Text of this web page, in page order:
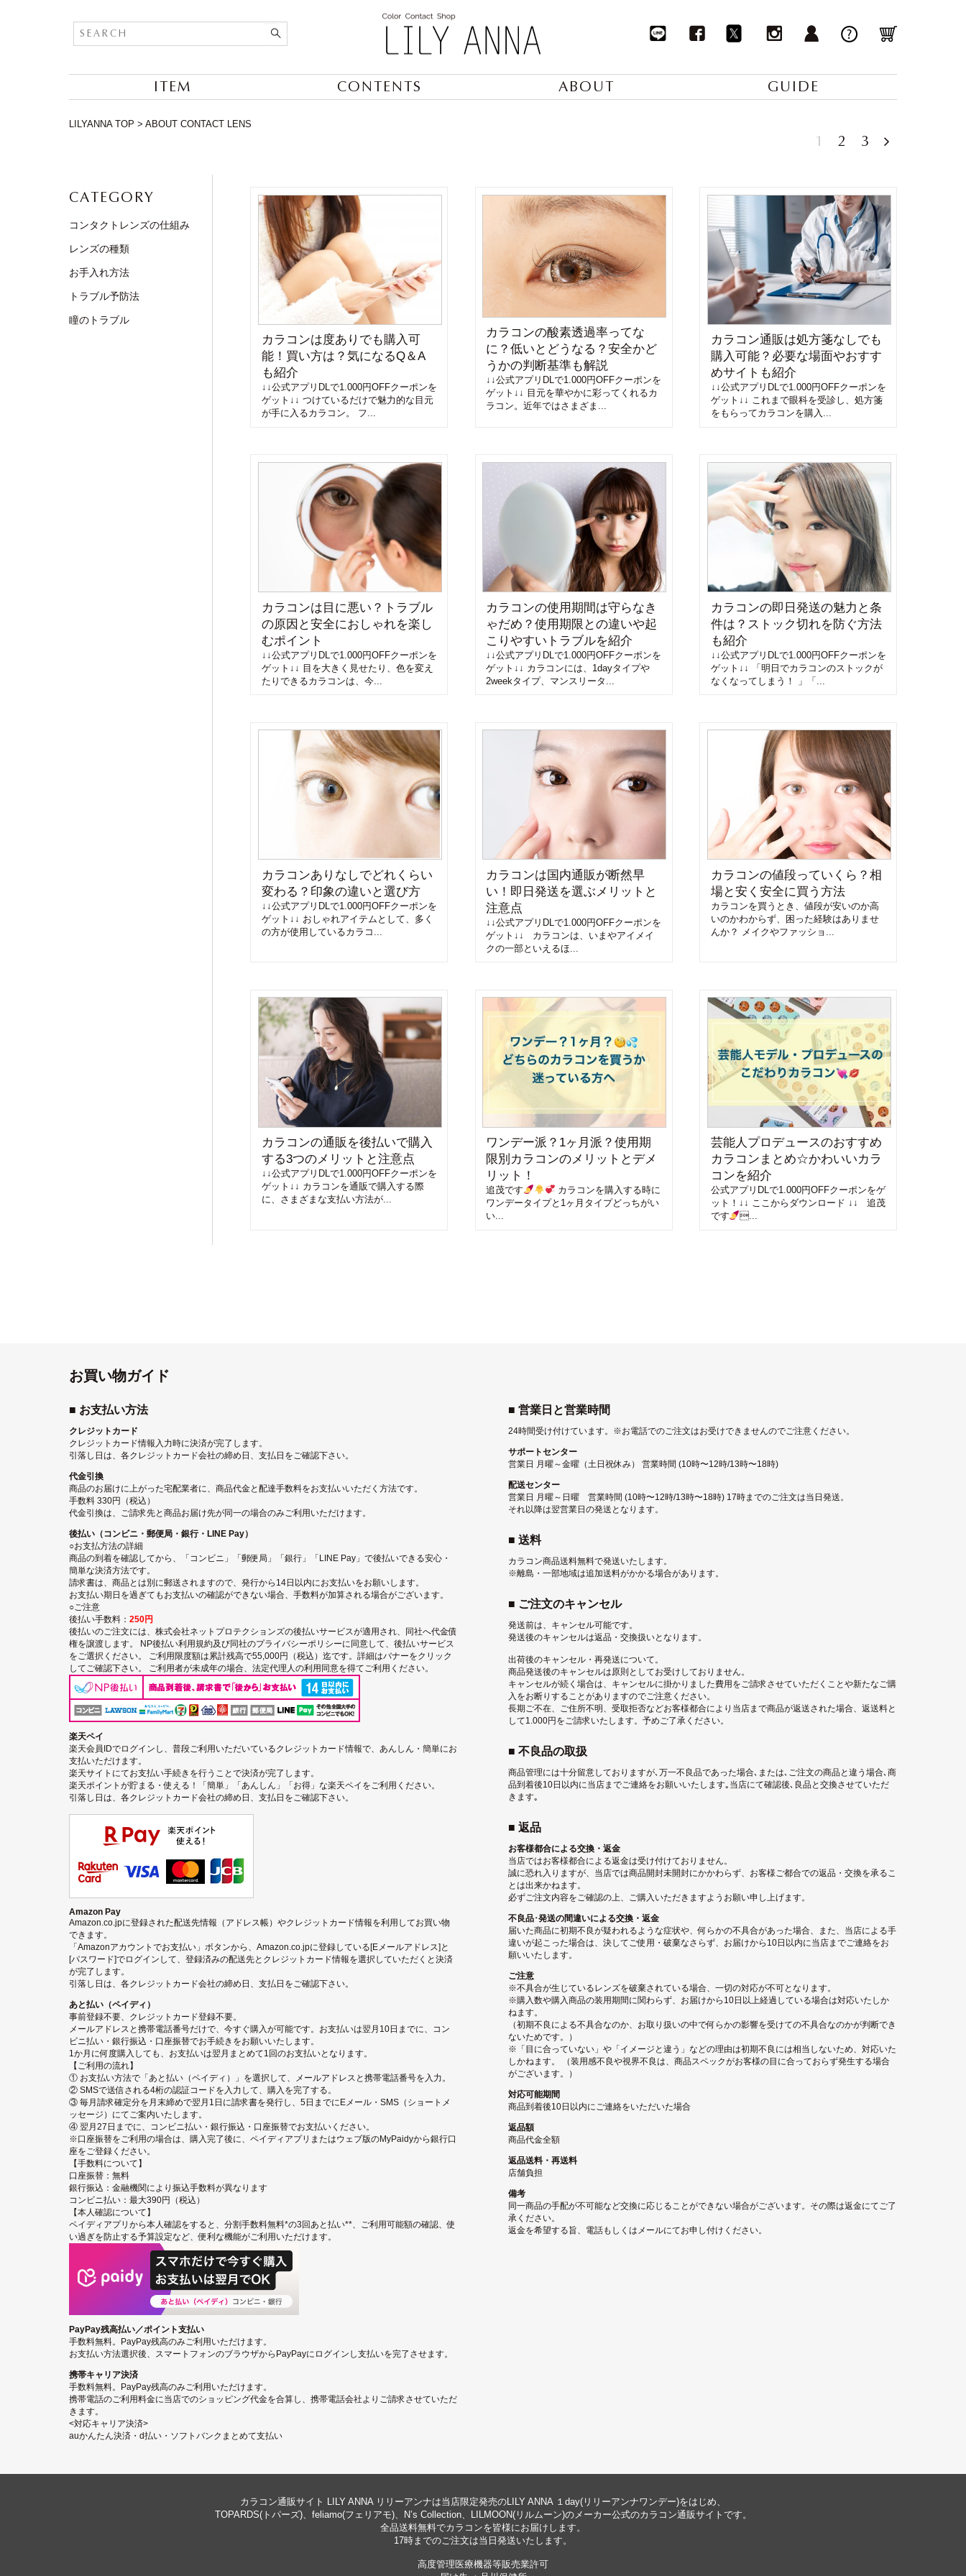
ITEM CONTENTS ABOUT GUIDE
LILYANNA TOP > ABOUT CONTACT LENS
1 2 3 
カラコンは度ありでも購入可
能！買い方は？気になるQ＆A
も紹介
↓↓公式アプリDLで1.000円OFFクーポンを
ゲット↓↓ つけているだけで魅力的な目元
が手に入るカラコン。 フ...
カラコンの酸素透過率ってな
に？低いとどうなる？安全かど
うかの判断基準も解説
↓↓公式アプリDLで1.000円OFFクーポンを
ゲット↓↓ 目元を華やかに彩ってくれるカ
ラコン。近年ではさまざま...
カラコン通販は処方箋なしでも
購入可能？必要な場面やおすす
めサイトも紹介
↓↓公式アプリDLで1.000円OFFクーポンを
ゲット↓↓ これまで眼科を受診し、処方箋
をもらってカラコンを購入...
カラコンは目に悪い？トラブル
の原因と安全におしゃれを楽し
むポイント
↓↓公式アプリDLで1.000円OFFクーポンを
ゲット↓↓ 目を大きく見せたり、色を変え
たりできるカラコンは、今...
カラコンの使用期間は守らなき
ゃだめ？使用期限との違いや起
こりやすいトラブルを紹介
↓↓公式アプリDLで1.000円OFFクーポンを
ゲット↓↓ カラコンには、1dayタイプや
2weekタイプ、マンスリータ...
カラコンの即日発送の魅力と条
件は？ストック切れを防ぐ方法
も紹介
↓↓公式アプリDLで1.000円OFFクーポンを
ゲット↓↓ 「明日でカラコンのストックが
なくなってしまう！ 」「...
カラコンありなしでどれくらい
変わる？印象の違いと選び方
↓↓公式アプリDLで1.000円OFFクーポンを
ゲット↓↓ おしゃれアイテムとして、多く
の方が使用しているカラコ...
カラコンは国内通販が断然早
い！即日発送を選ぶメリットと
注意点
↓↓公式アプリDLで1.000円OFFクーポンを
ゲット↓↓ カラコンは、いまやアイメイ
クの一部といえるほ...
カラコンの値段っていくら？相
場と安く安全に買う方法
カラコンを買うとき、値段が安いのか高
いのかわからず、困った経験はありませ
んか？ メイクやファッショ...
カラコンの通販を後払いで購入
する3つのメリットと注意点
↓↓公式アプリDLで1.000円OFFクーポンを
ゲット↓↓ カラコンを通販で購入する際
に、さまざまな支払い方法が...
ワンデー派？1ヶ月派？使用期
限別カラコンのメリットとデメ
リット！
追茂です
カラコンを購入する時に
ワンデータイプと1ヶ月タイプどっちがい
い...
芸能人プロデュースのおすすめ
カラコンまとめ☆かわいいカラ
コンを紹介
公式アプリDLで1.000円OFFクーポンをゲ
ット！↓↓ ここからダウンロード ↓↓ 追茂
です
...
CATEGORY
コンタクトレンズの仕組み
レンズの種類
お手入れ方法
トラブル予防法
瞳のトラブル
お買い物ガイド
■ お支払い方法
クレジットカード
クレジットカード情報入力時に決済が完了します。
引落し日は、各クレジットカード会社の締め日、支払日をご確認下さい。
代金引換
商品のお届けに上がった宅配業者に、商品代金と配達手数料をお支払いいただく方法です。
手数料 330円（税込）
代金引換は、ご請求先と商品お届け先が同一の場合のみご利用いただけます。
後払い（コンビニ・郵便局・銀行・LINE Pay）
○お支払方法の詳細
商品の到着を確認してから、「コンビニ」「郵便局」「銀行」「LINE Pay」で後払いできる安心・
簡単な決済方法です。
請求書は、商品とは別に郵送されますので、発行から14日以内にお支払いをお願いします。
お支払い期日を過ぎてもお支払いの確認ができない場合、手数料が加算される場合がございます。
○ご注意
後払い手数料： 250円
後払いのご注文には、 株式会社ネットプロテクションズの後払いサービスが適用され、同社へ代金債
権を譲渡します。
NP後払い利用規約及び同社のプライバシーポリシーに同意して、後払いサービス
をご選択ください。 ご利用限度額は累計残高で55,000円（税込）迄です。詳細はバナーをクリック
してご確認下さい。 ご利用者が未成年の場合、法定代理人の利用同意を得てご利用ください。
楽天ペイ
楽天会員IDでログインし、普段ご利用いただいているクレジットカード情報で、あんしん・簡単にお
支払いただけます。
楽天サイトにてお支払い手続きを行うことで決済が完了します。
楽天ポイントが貯まる・使える！「簡単」「あんしん」「お得」な楽天ペイをご利用ください。
引落し日は、各クレジットカード会社の締め日、支払日をご確認下さい。
Amazon Pay
Amazon.co.jpに登録された配送先情報（アドレス帳）やクレジットカード情報を利用してお買い物
できます。
「Amazonアカウントでお支払い」ボタンから、Amazon.co.jpに登録している[Eメールアドレス]と
[パスワード]でログインして、登録済みの配送先とクレジットカード情報を選択していただくと決済
が完了します。
引落し日は、各クレジットカード会社の締め日、支払日をご確認下さい。
あと払い（ペイディ）
事前登録不要、クレジットカード登録不要。
メールアドレスと携帯電話番号だけで、今すぐ購入が可能です。お支払いは翌月10日までに、コン
ビニ払い・銀行振込・口座振替でお手続きをお願いいたします。
1か月に何度購入しても、お支払いは翌月まとめて1回のお支払いとなります。
【ご利用の流れ】
① お支払い方法で「あと払い（ペイディ）」を選択して、メールアドレスと携帯電話番号を入力。
② SMSで送信される4桁の認証コードを入力して、購入を完了する。
③ 毎月請求確定分を月末締めで翌月1日に請求書を発行し、5日までにEメール・SMS（ショートメ
ッセージ）にてご案内いたします。
④ 翌月27日までに、コンビニ払い・銀行振込・口座振替でお支払いください。
※口座振替をご利用の場合は、購入完了後に、ペイディアプリまたはウェブ版のMyPaidyから銀行口
座をご登録ください。
【手数料について】
口座振替：無料
銀行振込：金融機関により振込手数料が異なります
コンビニ払い：最大390円（税込）
【本人確認について】
ペイディアプリから本人確認をすると、分割手数料無料*の3回あと払い**、ご利用可能額の確認、使
い過ぎを防止する予算設定など、便利な機能がご利用いただけます。
PayPay残高払い／ポイント支払い
手数料無料。PayPay残高のみご利用いただけます。
お支払い方法選択後、スマートフォンのブラウザからPayPayにログインし支払いを完了させます。
携帯キャリア決済
手数料無料。PayPay残高のみご利用いただけます。
携帯電話のご利用料金に当店でのショッピング代金を合算し、携帯電話会社よりご請求させていただ
きます。
<対応キャリア決済>
auかんたん決済・d払い・ソフトバンクまとめて支払い
■ 営業日と営業時間
24時間受け付けています。 ※お電話でのご注文はお受けできませんのでご注意ください。
サポートセンター
営業日 月曜～金曜（土日祝休み） 営業時間 (10時〜12時/13時〜18時)
配送センター
営業日 月曜～日曜 営業時間 (10時〜12時/13時〜18時) 17時までのご注文は当日発送。
それ以降は翌営業日の発送となります。
■ 送料
カラコン商品送料無料で発送いたします。
※離島・一部地域は追加送料がかかる場合があります。
■ ご注文のキャンセル
発送前は、キャンセル可能です。
発送後のキャンセルは返品・交換扱いとなります。
出荷後のキャンセル・再発送について。
商品発送後のキャンセルは原則としてお受けしておりません。
キャンセルが続く場合は、キャンセルに掛かりました費用をご請求させていただくことや新たなご購
入をお断りすることがありますのでご注意ください。
長期ご不在、ご住所不明、受取拒否などお客様都合により当店まで商品が返送された場合、返送料と
して1.000円をご請求いたします。予めご了承ください。
■ 不良品の取扱
商品管理には十分留意しておりますが､万一不良品であった場合､または､ご注文の商品と違う場合､商
品到着後10日以内に当店までご連絡をお願いいたします｡当店にて確認後､良品と交換させていただ
きます｡
■ 返品
お客様都合による交換・返金
当店ではお客様都合による返金は受け付けておりません。
誠に恐れ入りますが、当店では商品開封未開封にかかわらず、お客様ご都合での返品・交換を承るこ
とは出来かねます。
必ずご注文内容をご確認の上、ご購入いただきますようお願い申し上げます。
不良品･発送の間違いによる交換・返金
届いた商品に初期不良が疑われるような症状や、何らかの不具合があった場合、また、当店による手
違いが起こった場合は、決してご使用・破棄なさらず、お届けから10日以内に当店までご連絡をお
願いいたします。
ご注意
※不具合が生じているレンズを破棄されている場合、一切の対応が不可となります。
※購入数や購入商品の装用期間に関わらず、お届けから10日以上経過している場合は対応いたしか
ねます。
（初期不良による不具合なのか、お取り扱いの中で何らかの影響を受けての不具合なのかが判断でき
ないためです。）
※「目に合っていない」や「イメージと違う」などの理由は初期不良には相当しないため、対応いた
しかねます。 （装用感不良や視界不良は、商品スペックがお客様の目に合っておらず発生する場合
がございます。）
対応可能期間
商品到着後10日以内にご連絡をいただいた場合
返品額
商品代金全額
返品送料・再送料
店舗負担
備考
同一商品の手配が不可能など交換に応じることができない場合がございます。その際は返金にてご了
承ください。
返金を希望する旨、電話もしくはメールにてお申し付けください。
カラコン通販サイト LILY ANNA リリーアンナは当店限定発売のLILY ANNA １day(リリーアンナワンデー)をはじめ、
TOPARDS(トパーズ)、feliamo(フェリアモ)、N’s Collection、LILMOON(リルムーン)のメーカー公式のカラコン通販サイトです。
全品送料無料でカラコンを皆様にお届けします。
17時までのご注文は当日発送いたします。
高度管理医療機器等販売業許可